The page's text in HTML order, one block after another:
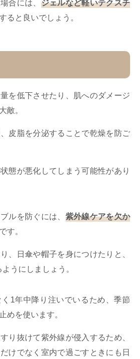
合には、 ジェルなど軽いテクスチ
ると良いでしょう。
を低下させたり、肌へのダメージ
敵。
皮脂を分泌することで乾燥を防ご
態が悪化してしまう可能性があり
ルを防ぐには、 紫外線ケアを欠か
す。
、日傘や帽子を身につけたりと、
うにしましょう。
1年中降り注いでいるため、季節
めを使います。
り抜けて紫外線が侵入するため、
けでなく室内で過ごすときにも日